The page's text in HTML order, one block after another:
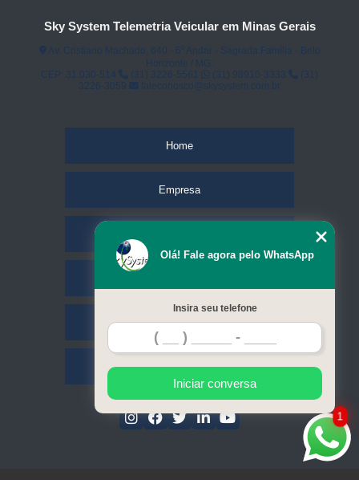
Sky System Telemetria Veicular em Minas Gerais
Home
Empresa
Contato
Mapa do site
1
Olá! Fale agora pelo WhatsApp
Insira seu telefone
Iniciar conversa